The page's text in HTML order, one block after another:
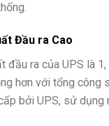
Đầu ra Cao
đầu ra của UPS là
hơn với tổng công
bởi UPS, sử dụng